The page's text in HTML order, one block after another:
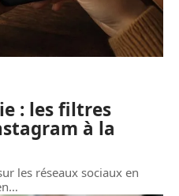
: les filtres
à la
les réseaux sociaux en
…